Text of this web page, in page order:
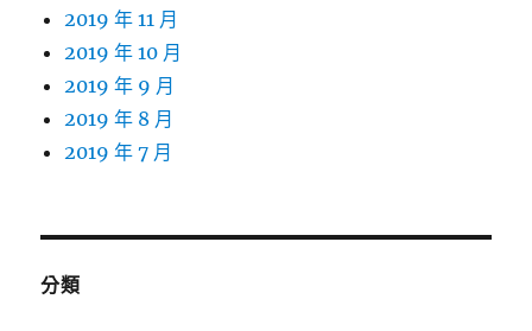
2019 年 11 月
2019 年 10 月
2019 年 9 月
2019 年 8 月
2019 年 7 月
分類